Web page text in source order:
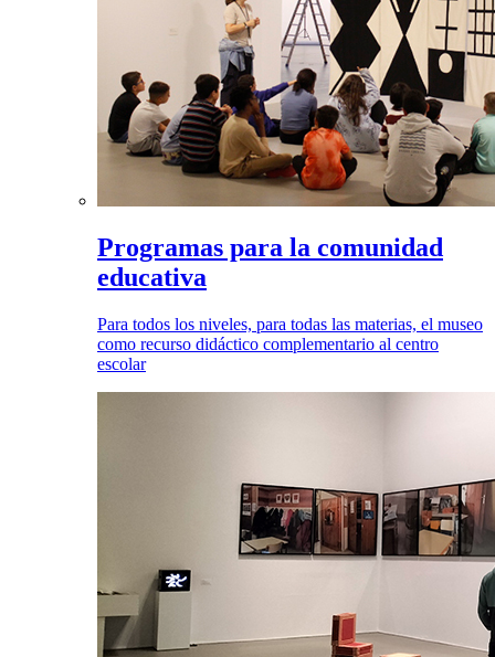
Programas para la comunidad
educativa
Para todos los niveles, para todas las materias, el museo
como recurso didáctico complementario al centro
escolar